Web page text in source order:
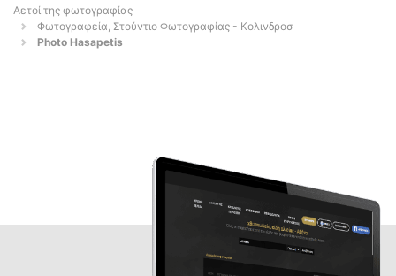
Αετοί της φωτογραφίας
Φωτογραφεία, Στούντιο Φωτογραφίας - Κολινδροσ
Photo Hasapetis